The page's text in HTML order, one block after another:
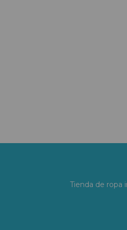
Tienda de ropa